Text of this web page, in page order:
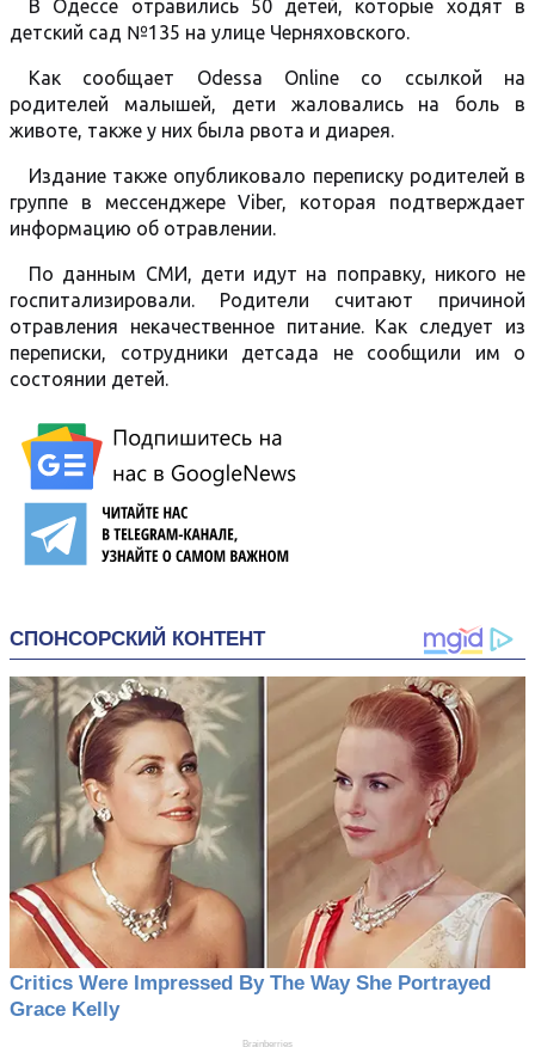
В Одессе отравились 50 детей, которые ходят в
детский сад №135 на улице Черняховского.
Как сообщает Odessa Online со ссылкой на
родителей малышей, дети жаловались на боль в
животе, также у них была рвота и диарея.
Издание также опубликовало переписку родителей в
группе в мессенджере Viber, которая подтверждает
информацию об отравлении.
По данным СМИ, дети идут на поправку, никого не
госпитализировали. Родители считают причиной
отравления некачественное питание. Как следует из
переписки, сотрудники детсада не сообщили им о
состоянии детей.